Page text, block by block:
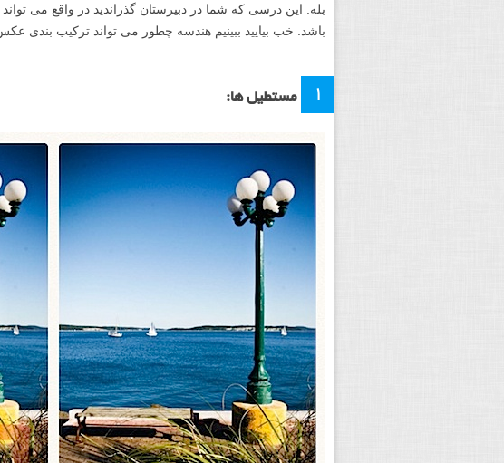
بله. این درسی که شما در دبیرستان گذراندید در واقع می
باشد. خب بیایید ببینیم هندسه چطور می تواند ترکیب بندی
۱ مستطیل ها: